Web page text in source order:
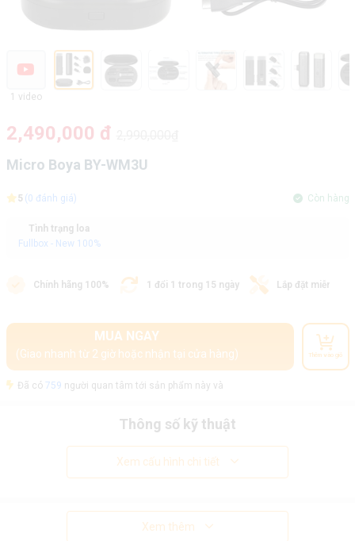
1 video
2,490,000 đ
Micro Boya BY-WM3U
5 (0 đánh giá) Còn hàng
Tình trạng loa
Fullbox - New 100%
Chính hãng 100% 1 đổi 1 trong 15 ngày Lắp đặt miễn phí
MUA NGAY
(Giao nhanh từ 2 giờ hoặc nhận tại cửa hàng) Thêm vào giỏ
Đã có 759 người quan tâm tới sản phẩm này và
Thông số kỹ thuật
Xem cấu hình chi tiết
Xem thêm